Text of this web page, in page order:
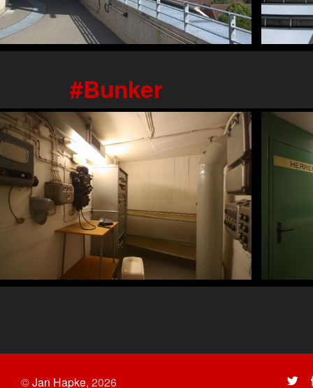
Bunker
©Jan Hapke, 2026